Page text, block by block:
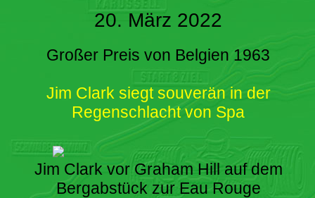
20. März 2022
Großer Preis von Belgien 1963
Jim Clark siegt souverän in der
Regenschlacht von Spa
Jim Clark vor Graham Hill auf dem
Bergabstück zur Eau Rouge